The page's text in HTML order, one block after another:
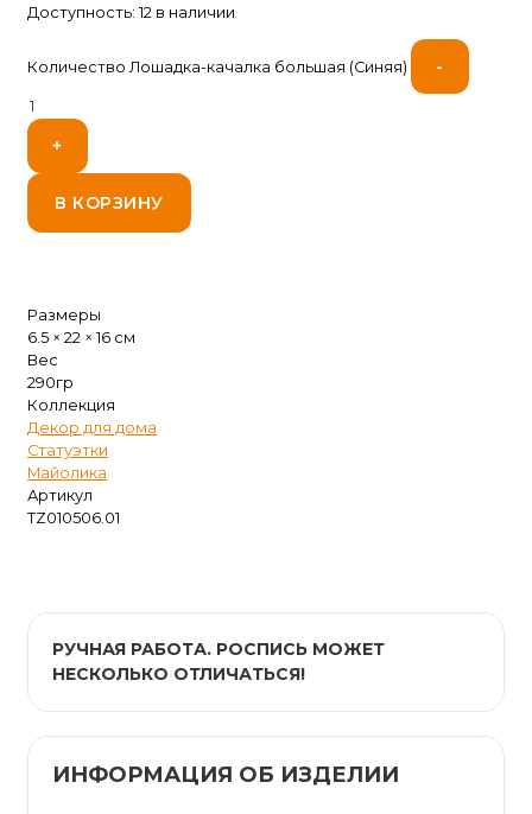
Доступность: 12 в наличии
Количество Лошадка-качалка большая (Синяя) -
+
В КОРЗИНУ
Размеры
6.5 × 22 × 16 см
Вес
290гр
Коллекция
Декор для дома
Статуэтки
Майолика
Артикул
TZ010506.01
РУЧНАЯ РАБОТА. РОСПИСЬ МОЖЕТ
НЕСКОЛЬКО ОТЛИЧАТЬСЯ!
ИНФОРМАЦИЯ ОБ ИЗДЕЛИИ